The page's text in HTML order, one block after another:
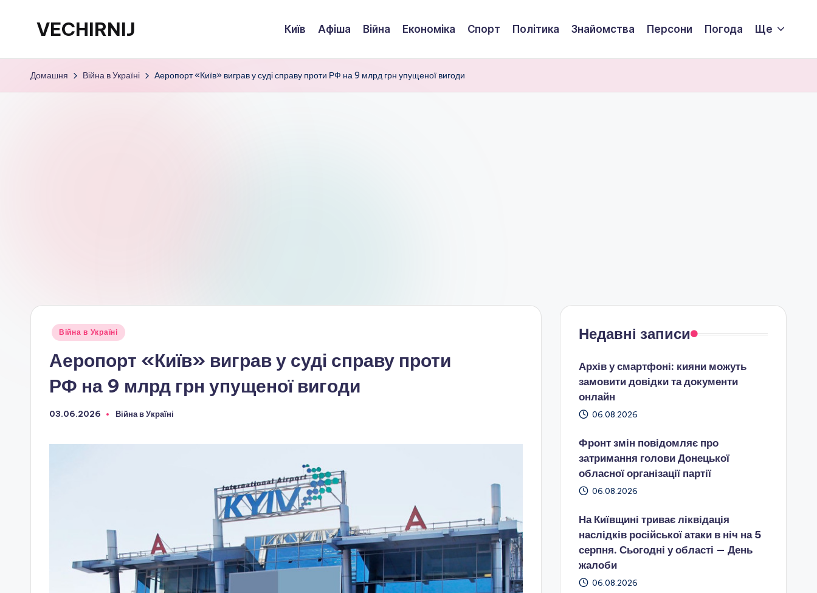
ПерейтиVECHIRNIJ Київ Афіша Війна Економіка Спорт Політика Знайомства Персони Погода Ще
Домашня Війна в Україні Аеропорт «Київ» виграв у суді справу проти РФ на 9 млрд грн упущеної вигоди
Опубліковано
Війна в Україні
Аеропорт «Київ» виграв у суді справу проти
РФ на 9 млрд грн упущеної вигоди
03.06.2026
Опубліковано
Війна в Україні
Недавні записи
Архів у смартфоні: кияни можуть
замовити довідки та документи
онлайн
06.08.2026
Фронт змін повідомляє про
затримання голови Донецької
обласної організації партії
06.08.2026
На Київщині триває ліквідація
наслідків російської атаки в ніч на 5
серпня. Сьогодні у області — День
жалоби
06.08.2026